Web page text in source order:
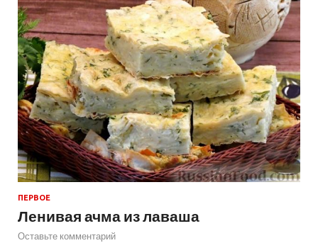
ПЕРВОЕ
Ленивая ачма из лаваша
Оставьте комментарий